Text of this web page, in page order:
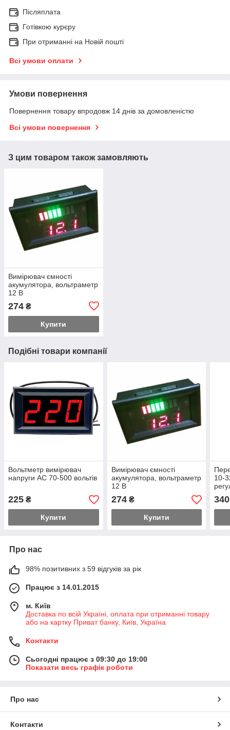
Післяплата
Готівкою курєру
При отриманні на Новій пошті
Всі умови оплати
Умови повернення
Повернення товару впродовж 14 днів за домовленістю
Всі умови повернення
З цим товаром також замовляють
Вимірювач ємності
акумулятора, вольтраметр
12 В
274 ₴
Купити
Подібні товари компанії
Вольтметр вимірювач
напруги AC 70-500 вольтів
225 ₴
Купити
Вимірювач ємності
акумулятора, вольтраметр
12 В
274₴
Купити
10-
340
Про нас
98% позитивних з 59 відгуків за рік
Працює з 14.01.2015
м. Київ
Доставка по всій Україні, оплата при отриманні товару
або на картку Приват банку, Київ, Україна
Контакти
Сьогодні працює з 09:30 до 19:00
Показати весь графік роботи
Про нас
Контакти